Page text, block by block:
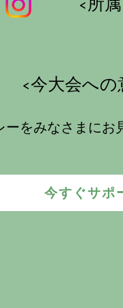
<所
​<今大会へ
をみなさまに
今すぐサポ